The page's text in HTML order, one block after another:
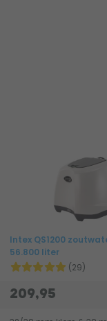
Intex QS1200
56.800 liter
(29)
209,95